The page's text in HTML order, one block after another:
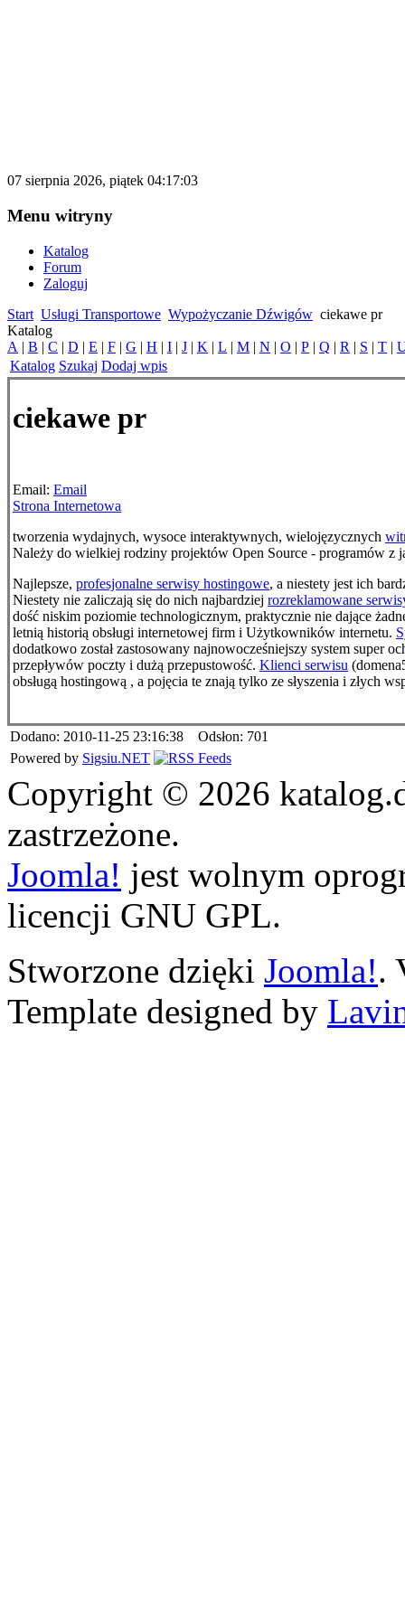
07 sierpnia 2026, piątek 04:17:03
Menu witryny
Katalog
Forum
Zaloguj
Start Usługi Transportowe Wypożyczanie Dźwigów ciekawe pr
Katalog
A | B | C | D | E | F | G | H | I | J | K | L | M | N | O | P | Q | R | S | T |
Katalog Szukaj Dodaj wpis
ciekawe pr
Email: Email
Strona Internetowa
tworzenia wydajnych, wysoce interaktywnych, wielojęzycznych
Należy do wielkiej rodziny projektów Open Source - programów z
Najlepsze, profesjonalne serwisy hostingowe, a niestety jest ich
Niestety nie zaliczają się do nich najbardziej rozreklamowane
dość niskim poziomie technologicznym, praktycznie nie dające
letnią historią obsługi internetowej firm i Użytkowników internetu.
dodatkowo został zastosowany najnowocześniejszy system super
przepływów poczty i dużą przepustowość. Klienci serwisu
obsługą hostingową , a pojęcia te znają tylko ze słyszenia i złych
Dodano: 2010-11-25 23:16:38 Odsłon: 701
Powered by Sigsiu.NET
Copyright © 2026
zastrzeżone.
Joomla! jest wolnym
licencji GNU GPL.
Stworzone dzięki Joomla!.
Template designed by